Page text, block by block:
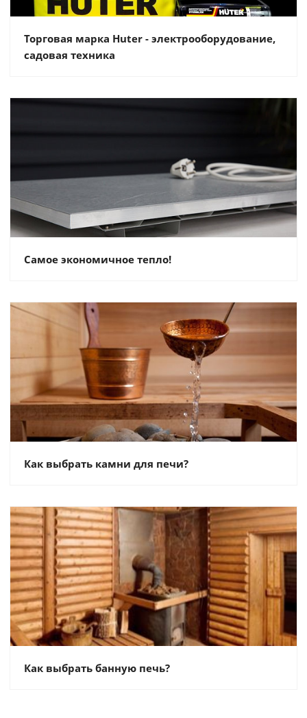
Торговая марка Huter - электрооборудование,
садовая техника
Самое экономичное тепло!
Как выбрать камни для печи?
Как выбрать банную печь?